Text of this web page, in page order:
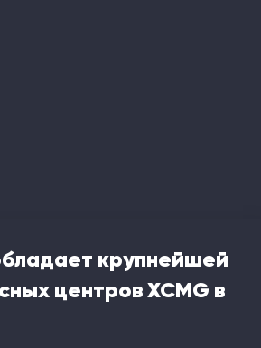
крупнейшей
центров XCMG в